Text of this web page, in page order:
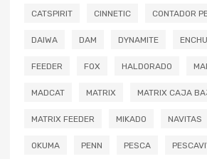
CATSPIRIT CINNETIC CONTADOR
DAIWA DAM DYNAMITE
FEEDER FOX HALDORADO
MADCAT MATRIX MATRIX CAJA
MATRIX FEEDER MIKADO NAVITAS
OKUMA PENN PESCA